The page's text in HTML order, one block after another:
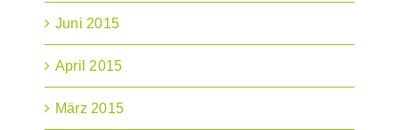
Juni 2015
April 2015
März 2015